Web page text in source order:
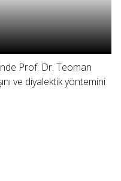
Prof. Dr. Teoman
ve diyalektik yöntemini